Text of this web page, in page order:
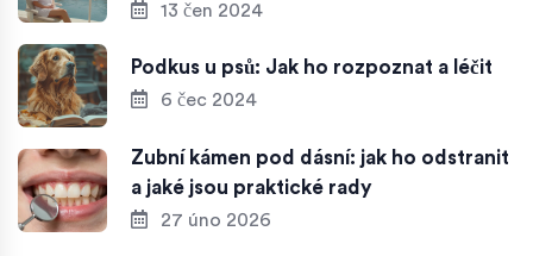
13 čen 2024
Podkus u psů: Jak ho rozpoznat a léčit
6 čec 2024
Zubní kámen pod dásní: jak ho odstranit
a jaké jsou praktické rady
27 úno 2026